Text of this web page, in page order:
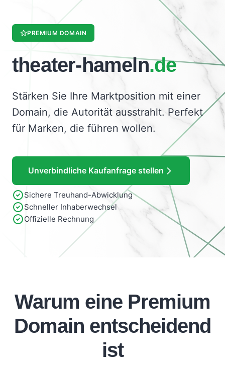
PREMIUM DOMAIN
theater-hameln.de
Stärken Sie Ihre Marktposition mit einer
Domain, die Autorität ausstrahlt. Perfekt
für Marken, die führen wollen.
Unverbindliche Kaufanfrage stellen
Sichere Treuhand-Abwicklung
Schneller Inhaberwechsel
Offizielle Rechnung
Warum eine Premium
Domain entscheidend
ist